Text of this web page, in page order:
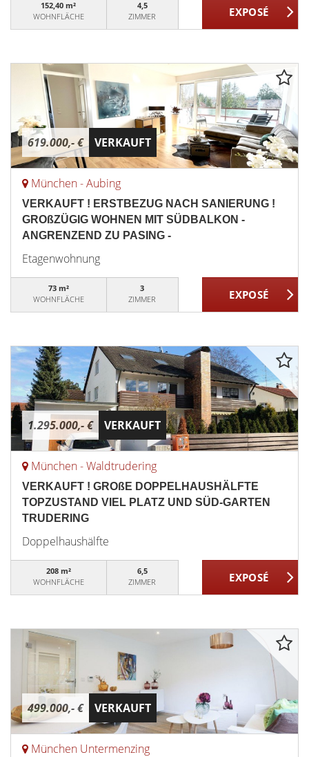
152,40 m²
WOHNFLÄCHE
4,5
ZIMMER
619.000,- € VERKAUFT
München - Aubing
VERKAUFT ! ERSTBEZUG NACH SANIERUNG !
GROßZÜGIG WOHNEN MIT SÜDBALKON -
ANGRENZEND ZU PASING -
Etagenwohnung
73 m²
WOHNFLÄCHE
3
ZIMMER
1.295.000,- € VERKAUFT
München - Waldtrudering
VERKAUFT ! GROßE DOPPELHAUSHÄLFTE
TOPZUSTAND VIEL PLATZ UND SÜD-GARTEN
TRUDERING
Doppelhaushälfte
208 m²
WOHNFLÄCHE
6,5
ZIMMER
499.000,- € VERKAUFT
München Untermenzing